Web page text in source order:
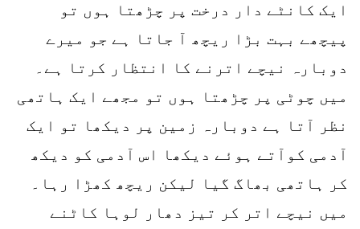
ایک کانٹے دار درخت پر چڑھتا ہوں تو
پیچھے بہت بڑا ریچھ آ جاتا ہے جو میرے
دوبارہ نیچے اترنے کا انتظار کرتا ہے۔
میں چوٹی پر چڑھتا ہوں تو مجھے ایک ہاتھی
نظر آتا ہے دوبارہ زمین پر دیکھا تو ایک
آدمی کوآتے ہوئے دیکھا اس آدمی کو دیکھ
کر ہاتھی بھاگ گیا لیکن ریچھ کھڑا رہا۔
میں نیچے اتر کر تیز دھار لوہا کاٹنے